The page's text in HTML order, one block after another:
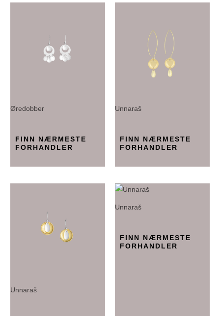
Øredobber
FINN NÆRMESTE
FORHANDLER
Unnaraš
FINN NÆRMESTE
FORHANDLER
Unnaraš
Unnaraš
FINN NÆRMESTE
FORHANDLER